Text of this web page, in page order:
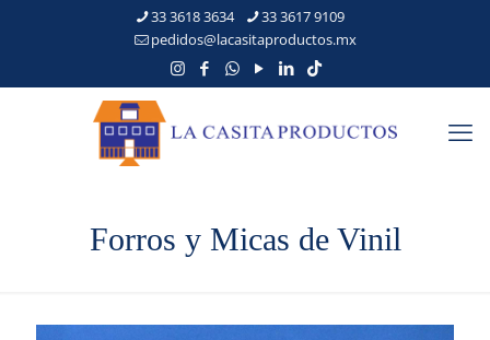
33 3618 3634
33 3617 9109
pedidos@lacasitaproductos.mx
Forros y Micas de Vinil